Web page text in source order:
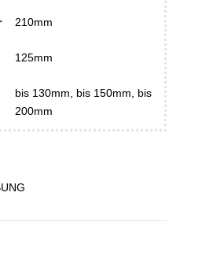
210mm
125mm
bis 130mm, bis 150mm, bis
200mm